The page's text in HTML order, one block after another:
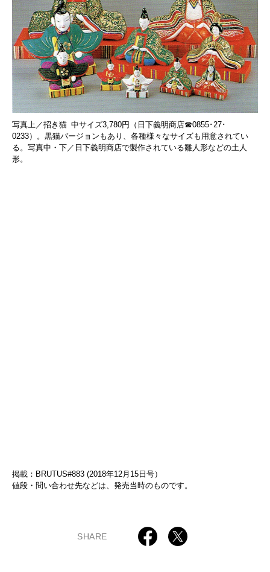
写真上／招き猫 中サイズ3,780円（日下義明商店☎0855･27･
0233）。黒猫バージョンもあり、各種様々なサイズも用意されてい
る。写真中・下／日下義明商店で製作されている雛人形などの土人
形。
掲載：BRUTUS#883 (2018年12月15日号）
値段・問い合わせ先などは、発売当時のものです。
SHARE